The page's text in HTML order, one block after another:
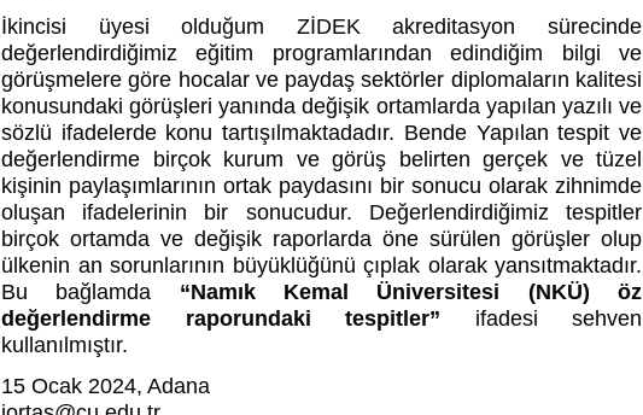
İkincisi üyesi olduğum ZİDEK akreditasyon sürecinde
değerlendirdiğimiz eğitim programlarından edindiğim bilgi ve
görüşmelere göre hocalar ve paydaş sektörler diplomaların kalitesi
konusundaki görüşleri yanında değişik ortamlarda yapılan yazılı ve
sözlü ifadelerde konu tartışılmaktadadır. Bende Yapılan tespit ve
değerlendirme birçok kurum ve görüş belirten gerçek ve tüzel
kişinin paylaşımlarının ortak paydasını bir sonucu olarak zihnimde
oluşan ifadelerinin bir sonucudur. Değerlendirdiğimiz tespitler
birçok ortamda ve değişik raporlarda öne sürülen görüşler olup
ülkenin an sorunlarının büyüklüğünü çıplak olarak yansıtmaktadır.
Bu bağlamda “Namık Kemal Üniversitesi (NKÜ) öz
değerlendirme raporundaki tespitler” ifadesi sehven
kullanılmıştır.
15 Ocak 2024, Adana